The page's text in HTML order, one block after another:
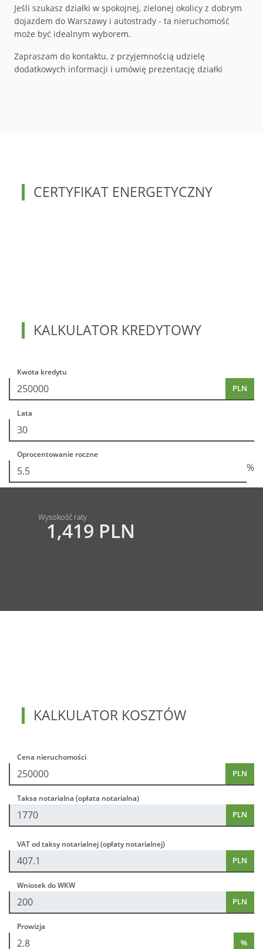
Jeśli szukasz działki w spokojnej, zielonej okolicy z dobrym
dojazdem do Warszawy i autostrady - ta nieruchomość
może być idealnym wyborem.
Zapraszam do kontaktu, z przyjemnością udzielę
dodatkowych informacji i umówię prezentację działki
CERTYFIKAT ENERGETYCZNY
KALKULATOR KREDYTOWY
Kwota kredytu
PLN
Lata
Oprocentowanie roczne
%
Wysokość raty
1,419 PLN
KALKULATOR KOSZTÓW
Cena nieruchomości
PLN
Taksa notarialna (opłata notarialna)
PLN
VAT od taksy notarialnej (opłaty notarialnej)
PLN
Wniosek do WKW
PLN
Prowizja
%